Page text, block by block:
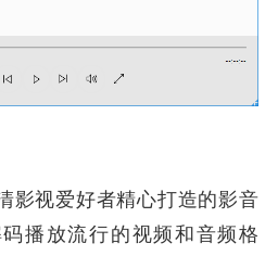
影视爱好者精心打造的影音
播放流行的视频和音频格